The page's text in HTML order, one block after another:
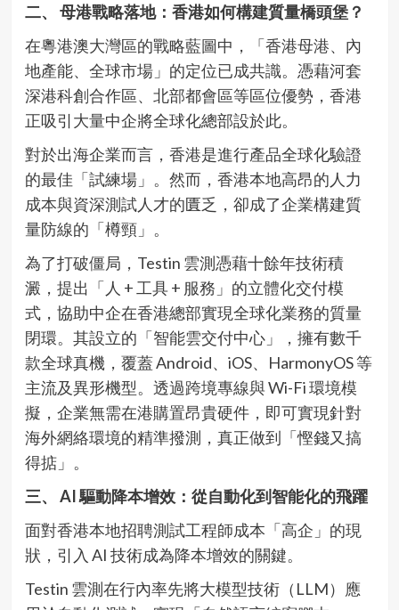
二、 母港戰略落地：香港如何構建質量橋頭堡？
在粵港澳大灣區的戰略藍圖中，「香港母港、內
地產能、全球市場」的定位已成共識。憑藉河套
深港科創合作區、北部都會區等區位優勢，香港
正吸引大量中企將全球化總部設於此。
對於出海企業而言，香港是進行產品全球化驗證
的最佳「試練場」。然而，香港本地高昂的人力
成本與資深測試人才的匱乏，卻成了企業構建質
量防線的「樽頸」。
為了打破僵局，Testin 雲測憑藉十餘年技術積
澱，提出「人 + 工具 + 服務」的立體化交付模
式，協助中企在香港總部實現全球化業務的質量
閉環。其設立的「智能雲交付中心」，擁有數千
款全球真機，覆蓋 Android、iOS、HarmonyOS 等
主流及異形機型。透過跨境專線與 Wi-Fi 環境模
擬，企業無需在港購置昂貴硬件，即可實現針對
海外網絡環境的精準撥測，真正做到「慳錢又搞
得掂」。
三、 AI驅動降本增效：從自動化到智能化的飛躍
面對香港本地招聘測試工程師成本「高企」的現
狀，引入 AI 技術成為降本增效的關鍵。
Testin 雲測在行內率先將大模型技術（LLM）應